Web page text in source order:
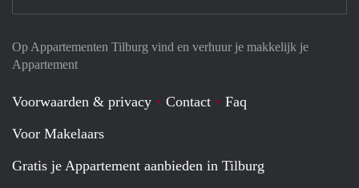
Op Appartementen Tilburg vind en verhuur je makkelijk je
Appartement
Voorwaarden & privacy Contact
Faq
Voor Makelaars
Gratis je Appartement aanbieden in Tilburg